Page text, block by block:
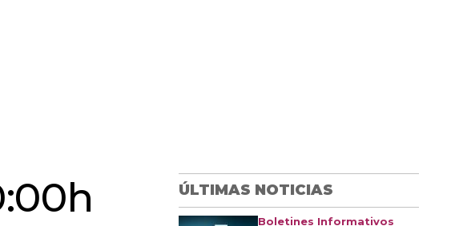
ÚLTIMAS NOTICIAS
Boletines Informativos